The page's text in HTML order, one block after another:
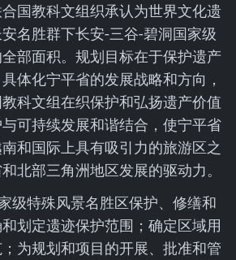
国教科文组织承认为世界文化遗
名胜群下长安-三谷-碧洞国家级
部面积。规划目标在于保护遗产
体化宁平省的发展战略和方向，
科文组在织保护和弘扬遗产价值
可持续发展和谐结合，使宁平省
和国际上具有吸引力的旅游区之
北部三角洲地区发展的驱动力。
级特殊风景名胜区保护、修缮和
划定遗迹保护范围；确定区域用
为规划和项目的开展、批准和管